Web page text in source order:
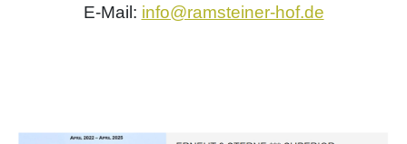
E-Mail: info@ramsteiner-hof.de